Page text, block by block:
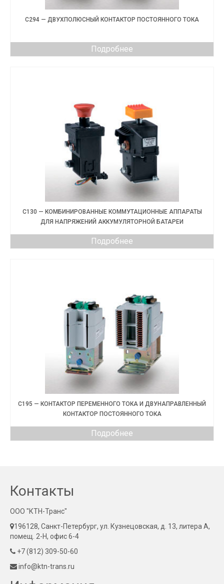
C294 — ДВУХПОЛЮСНЫЙ КОНТАКТОР ПОСТОЯННОГО ТОКА
Подробнее
C130 — КОМБИНИРОВАННЫЕ КОММУТАЦИОННЫЕ АППАРАТЫ
ДЛЯ НАПРЯЖЕНИЙ АККУМУЛЯТОРНОЙ БАТАРЕИ
Подробнее
C195 — КОНТАКТОР ПЕРЕМЕННОГО ТОКА И ДВУНАПРАВЛЕННЫЙ
КОНТАКТОР ПОСТОЯННОГО ТОКА
Подробнее
Контакты
ООО "КТН-Транс"
196128, Санкт-Петербург, ул. Кузнецовская, д. 13, литера А,
помещ. 2-Н, офис 6-4
+7 (812) 309-50-60
info@ktn-trans.ru